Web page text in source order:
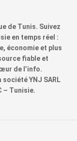
de Tunis. Suivez
en temps réel :
économie et plus
fiable et
de l’info.
YNJ SARL
– Tunisie.